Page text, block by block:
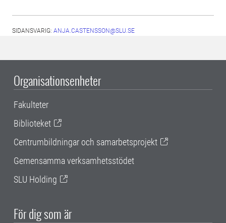
SIDANSVARIG: ANJA.CASTENSSON@SLU.SE
Organisationsenheter
Fakulteter
Biblioteket
Centrumbildningar och samarbetsprojekt
Gemensamma verksamhetsstödet
SLU Holding
För dig som är